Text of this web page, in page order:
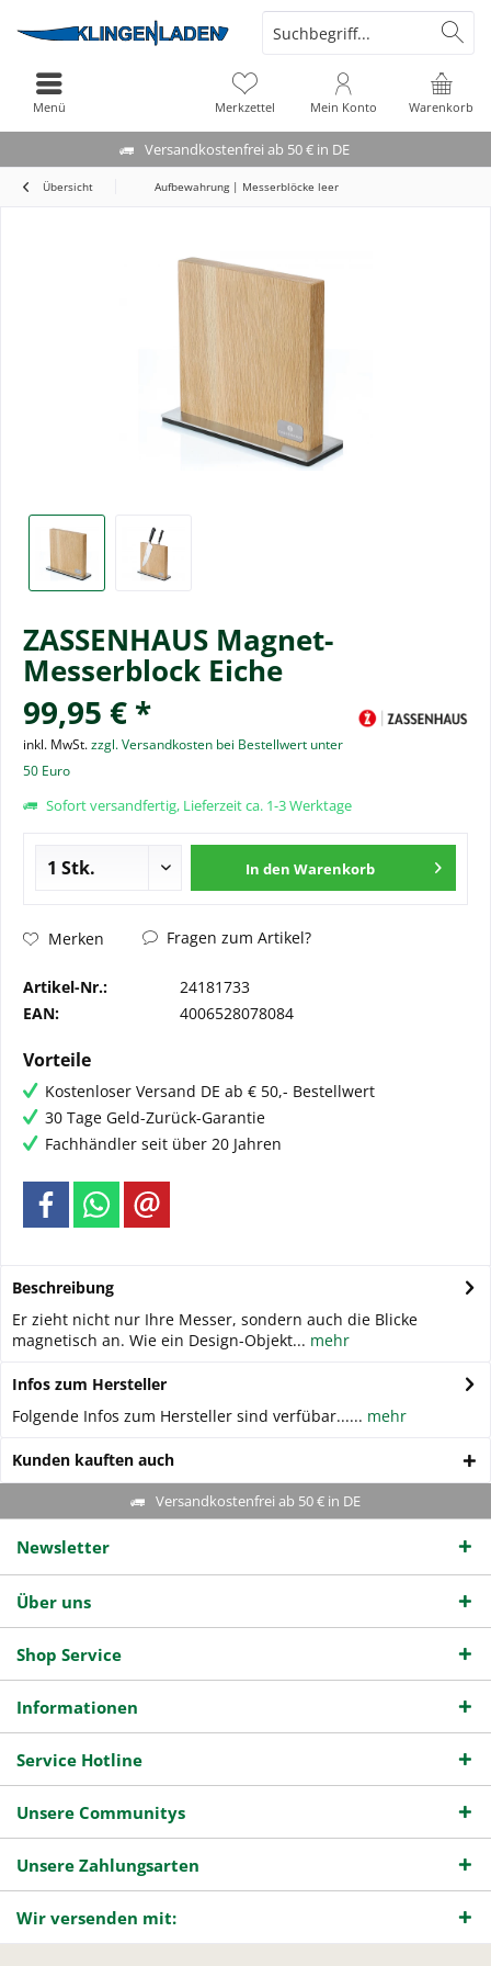
Versandkostenfrei ab 50 € in DE
Warenkorb
Merkzettel Mein Konto
Menü
Übersicht Aufbewahrung | Messerblöcke leer
ZASSENHAUS Magnet-
Messerblock Eiche
99,95 € *
inkl. MwSt.zzgl. Versandkosten bei Bestellwert unter
50 Euro
Sofort versandfertig, Lieferzeit ca. 1-3 Werktage
In den Warenkorb
Merken Fragen zum Artikel?
Artikel-Nr.:
24181733
EAN:
4006528078084
Vorteile
Kostenloser Versand DE ab € 50,- Bestellwert
30 Tage Geld-Zurück-Garantie
Fachhändler seit über 20 Jahren
Beschreibung
Er zieht nicht nur Ihre Messer, sondern auch die Blicke
magnetisch an. Wie ein Design-Objekt... mehr
Infos zum Hersteller
Folgende Infos zum Hersteller sind verfübar...... mehr
Kunden kauften auch
Versandkostenfrei ab 50 € in DE
Newsletter
Über uns
Shop Service
Informationen
Service Hotline
Unsere Communitys
Unsere Zahlungsarten
Wir versenden mit: